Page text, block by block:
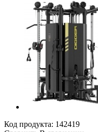
Код продукта: 142419